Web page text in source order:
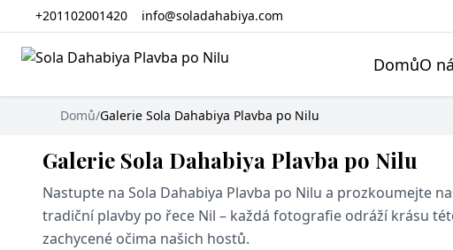
+201102001420 info@soladahabiya.com
DomůO
Domů/Galerie Sola Dahabiya Plavba po Nilu
Galerie Sola Dahabiya Plavba po Nilu
Nastupte na Sola Dahabiya Plavba po Nilu a prozkoumejte
tradiční plavby po řece Nil – každá fotografie odráží krásu
zachycené očima našich hostů.